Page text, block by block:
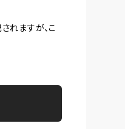
れますが、こ